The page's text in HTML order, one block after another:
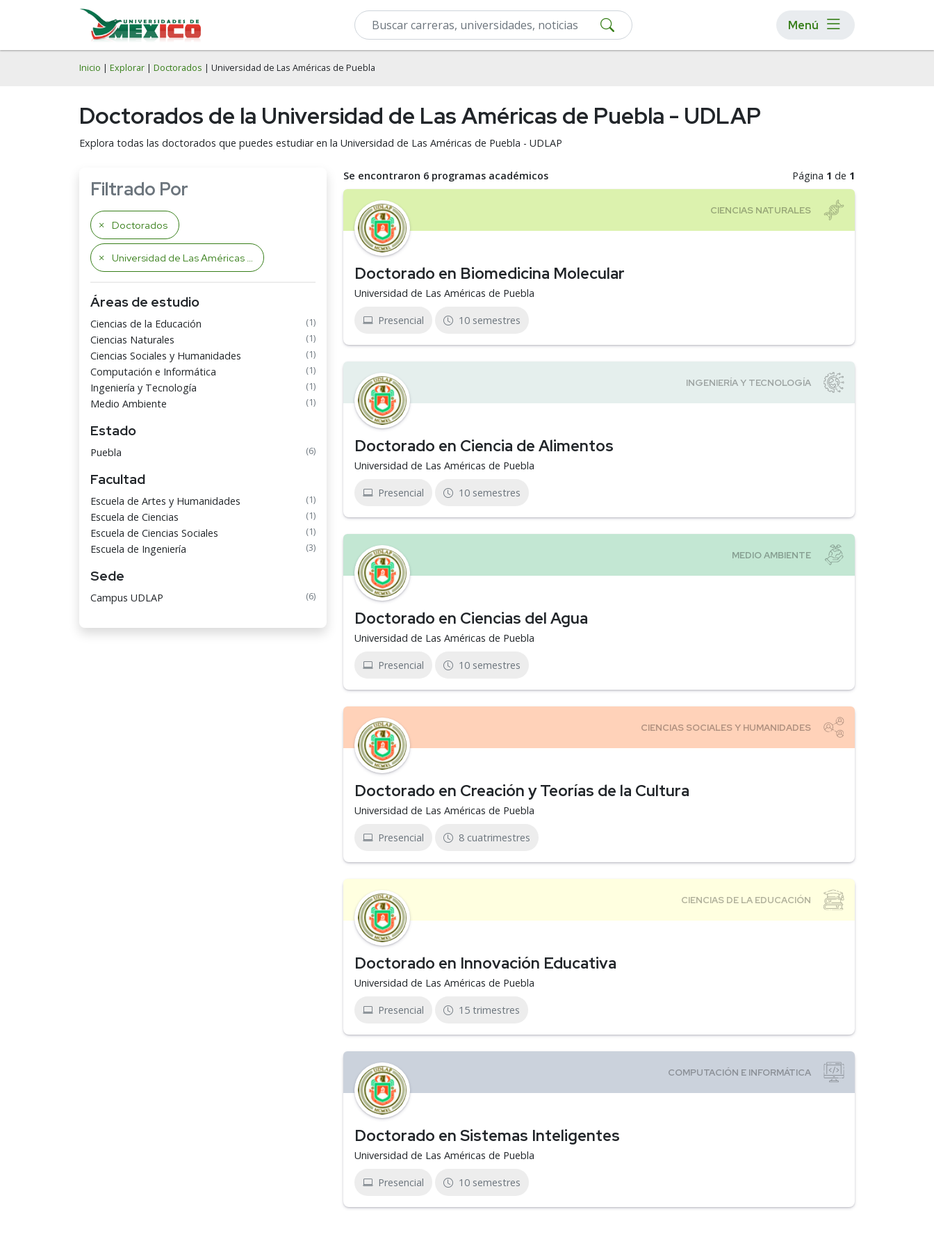
Menú
Inicio | Explorar | Doctorados | Universidad de Las Américas de Puebla
Doctorados de la Universidad de Las Américas de Puebla - UDLAP
Explora todas las doctorados que puedes estudiar en la Universidad de Las Américas de Puebla - UDLAP
Filtrado Por
Doctorados
Universidad de Las Américas de Puebla
Áreas de estudio
Ciencias de la Educación (1)
Ciencias Naturales (1)
Ciencias Sociales y Humanidades (1)
Computación e Informática (1)
Ingeniería y Tecnología (1)
Medio Ambiente (1)
Estado
Puebla (6)
Facultad
Escuela de Artes y Humanidades (1)
Escuela de Ciencias (1)
Escuela de Ciencias Sociales (1)
Escuela de Ingeniería (3)
Sede
Campus UDLAP (6)
Se encontraron 6 programas académicos Página 1 de 1
Doctorado en Biomedicina Molecular
Universidad de Las Américas de Puebla
Presencial 10 semestres
Doctorado en Ciencia de Alimentos
Universidad de Las Américas de Puebla
Presencial 10 semestres
Doctorado en Ciencias del Agua
Universidad de Las Américas de Puebla
Presencial 10 semestres
Doctorado en Creación y Teorías de la Cultura
Universidad de Las Américas de Puebla
Presencial 8 cuatrimestres
Doctorado en Innovación Educativa
Universidad de Las Américas de Puebla
Presencial 15 trimestres
Doctorado en Sistemas Inteligentes
Universidad de Las Américas de Puebla
Presencial 10 semestres